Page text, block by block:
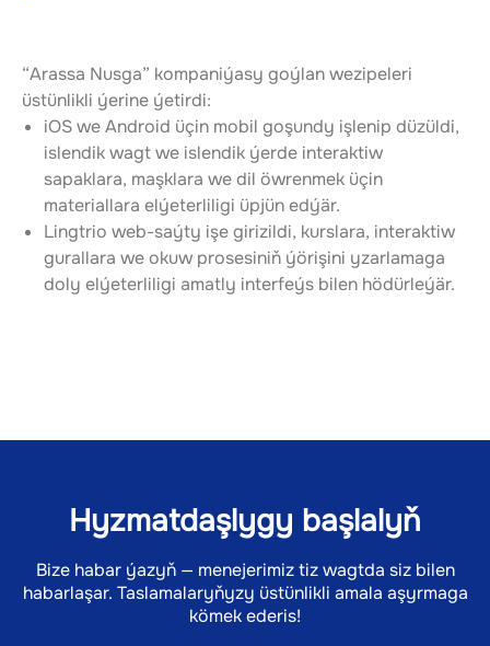
“Arassa Nusga” kompaniýasy goýlan wezipeleri
üstünlikli ýerine ýetirdi:
iOS we Android üçin mobil goşundy işlenip düzüldi,
islendik wagt we islendik ýerde interaktiw
sapaklara, maşklara we dil öwrenmek üçin
materiallara elýeterliligi üpjün edýär.
Lingtrio web-saýty işe girizildi, kurslara, interaktiw
gurallara we okuw prosesiniň ýörişini yzarlamaga
doly elýeterliligi amatly interfeýs bilen hödürleýär.
Hyzmatdaşlygy başlalyň
Bize habar ýazyň — menejerimiz tiz wagtda siz bilen
habarlaşar. Taslamalaryňyzy üstünlikli amala aşyrmaga
kömek ederis!